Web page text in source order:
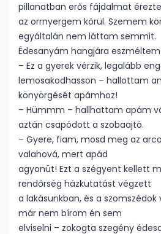
pillanatban erős fájdalmat
az orrnyergem körül. Szemem
egyáltalán nem láttam semmit.
Édesanyám hangjára eszméltem
– Ez a gyerek vérzik, legalább
lemosakodhasson – hallottam
könyörgését apámhoz!
– Hümmm – hallhattam apám
aztán csapódott a szobaajtó.
– Gyere, fiam, mosd meg az
valahová, mert apád
agyonüt! Ezt a szégyent kellett
rendőrség házkutatást végzett
a lakásunkban, és a szomszédok
már nem bírom én sem
elviselni – zokogta szegény